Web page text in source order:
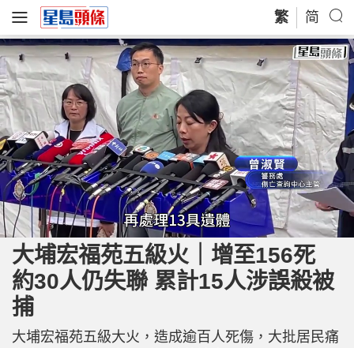
繁 简
U
n
m
u
t
L
o
a
d
e
d
:
5
8
大埔宏福苑五級火｜增至156死
約30人仍失聯 累計15人涉誤殺被
捕
大埔宏福苑五級大火，造成逾百人死傷，大批居民痛